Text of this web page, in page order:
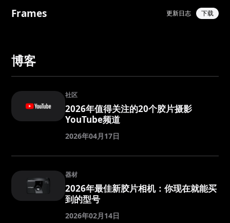
Frames 更新日志 下载
博客
社区
2026年值得关注的20个胶片摄影
YouTube频道
2026年04月17日
器材
2026年最佳新胶片相机：你现在就能买
到的型号
2026年02月14日